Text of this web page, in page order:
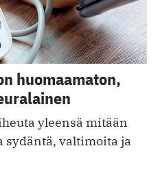
huomaamaton,
yleensä mitään
sydäntä, valtimoita ja